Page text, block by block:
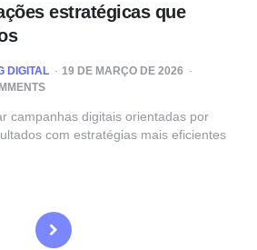
estratégicas que
DIGITAL
19 DE MARÇO DE 2026
campanhas digitais orientadas por
com estratégias mais eficientes